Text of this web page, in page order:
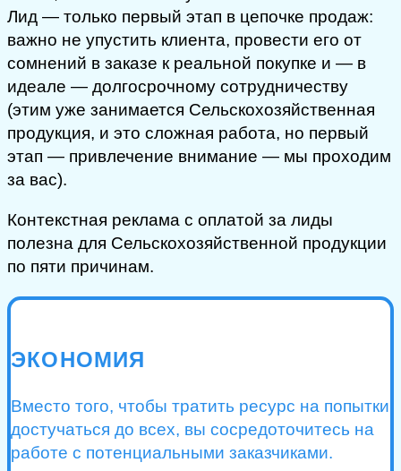
Лид — только первый этап в цепочке продаж:
важно не упустить клиента, провести его от
сомнений в заказе к реальной покупке и — в
идеале — долгосрочному сотрудничеству
(этим уже занимается Сельскохозяйственная
продукция, и это сложная работа, но первый
этап — привлечение внимание — мы проходим
за вас).
Контекстная реклама с оплатой за лиды
полезна для Сельскохозяйственной продукции
по пяти причинам.
ЭКОНОМИЯ
Вместо того, чтобы тратить ресурс на попытки
достучаться до всех, вы сосредоточитесь на
работе с потенциальными заказчиками.